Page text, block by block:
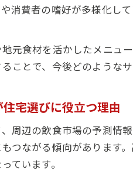
消費者の嗜好が多様化し
元食材を活かしたメニュ
ことで、今後どのような
宅選びに役立つ理由
周辺の飲食市場の予測情
つながる傾向があります
ています。